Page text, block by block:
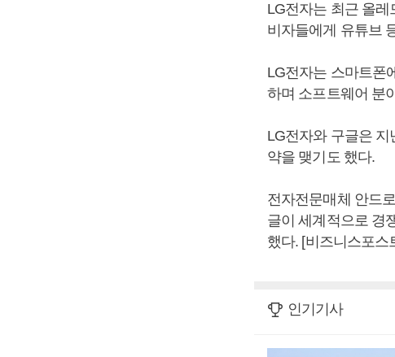
LG전자는 최근 올
비자들에게 유튜브
LG전자는 스마트폰
하며 소프트웨어 분
LG전자와 구글은 지
약을 맺기도 했다.
전자전문매체 안드
글이 세계적으로 경
했다. [비즈니스포스
인기기사